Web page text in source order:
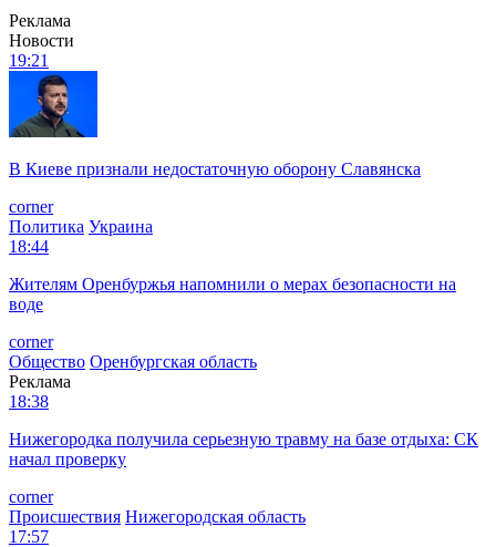
Реклама
Новости
19:21
В Киеве признали недостаточную оборону Славянска
corner
Политика Украина
18:44
Жителям Оренбуржья напомнили о мерах безопасности на
воде
corner
Общество Оренбургская область
Реклама
18:38
Нижегородка получила серьезную травму на базе отдыха: СК
начал проверку
corner
Происшествия Нижегородская область
17:57